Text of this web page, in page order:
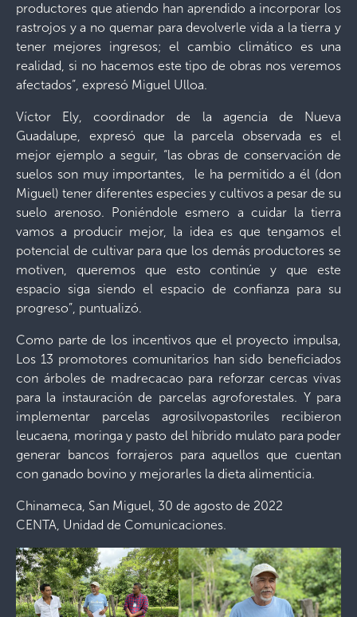
productores que atiendo han aprendido a incorporar los
rastrojos y a no quemar para devolverle vida a la tierra y
tener mejores ingresos; el cambio climático es una
realidad, si no hacemos este tipo de obras nos veremos
afectados”, expresó Miguel Ulloa.
Víctor Ely, coordinador de la agencia de Nueva
Guadalupe, expresó que la parcela observada es el
mejor ejemplo a seguir, “las obras de conservación de
suelos son muy importantes, le ha permitido a él (don
Miguel) tener diferentes especies y cultivos a pesar de su
suelo arenoso. Poniéndole esmero a cuidar la tierra
vamos a producir mejor, la idea es que tengamos el
potencial de cultivar para que los demás productores se
motiven, queremos que esto continúe y que este
espacio siga siendo el espacio de confianza para su
progreso”, puntualizó.
Como parte de los incentivos que el proyecto impulsa,
Los 13 promotores comunitarios han sido beneficiados
con árboles de madrecacao para reforzar cercas vivas
para la instauración de parcelas agroforestales. Y para
implementar parcelas agrosilvopastoriles recibieron
leucaena, moringa y pasto del híbrido mulato para poder
generar bancos forrajeros para aquellos que cuentan
con ganado bovino y mejorarles la dieta alimenticia.
Chinameca, San Miguel, 30 de agosto de 2022
CENTA, Unidad de Comunicaciones.